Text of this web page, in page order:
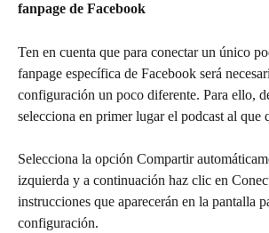
fanpage de Facebook
Ten en cuenta que para conectar un único
fanpage específica de Facebook será
configuración un poco diferente. Para ello,
selecciona en primer lugar el podcast al que
Selecciona la opción Compartir
izquierda y a continuación haz clic en
instrucciones que aparecerán en la pantalla
configuración.